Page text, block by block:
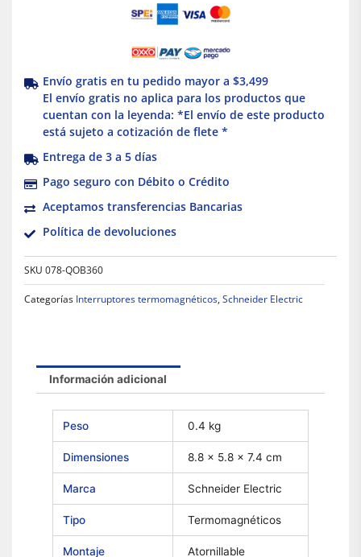
Envío gratis en tu pedido mayor a $3,499
El envío gratis no aplica para los productos que
cuentan con la leyenda: *El envío de este producto
está sujeto a cotización de flete *
Entrega de 3 a 5 días
Pago seguro con Débito o Crédito
Aceptamos transferencias Bancarias
Política de devoluciones
SKU 078-QOB360
Categorías Interruptores termomagnéticos, Schneider Electric
Información adicional
Peso 0.4 kg
Dimensiones 8.8 × 5.8 × 7.4 cm
Marca Schneider Electric
Tipo Termomagnéticos
Montaje Atornillable